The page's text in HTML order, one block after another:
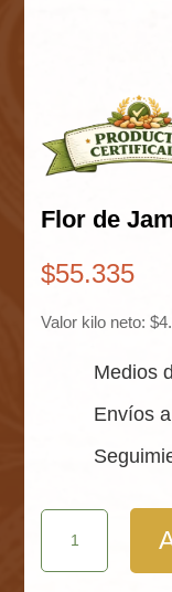
Flor de
$55.335
Valor kilo neto:
Medios
Envíos
Flor